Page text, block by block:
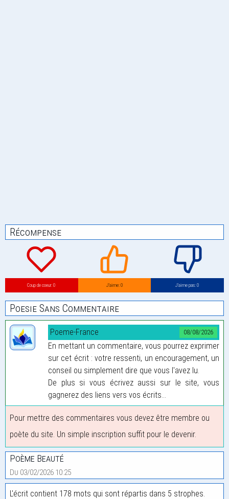
Récompense
Coup de coeur: 0 J’aime: 0 J’aime pas: 0
Poesie Sans Commentaire
08/08/2026
Poeme-France
En mettant un commentaire, vous pourrez exprimer
sur cet écrit : votre ressenti, un encouragement, un
conseil ou simplement dire que vous l'avez lu.
De plus si vous écrivez aussi sur le site, vous
gagnerez des liens vers vos écrits...
Pour mettre des commentaires vous devez être membre ou
poète du site. Un simple inscription suffit pour le devenir.
Poème Beauté
Du 03/02/2026 10:25
L'écrit contient 178 mots qui sont répartis dans 5 strophes.